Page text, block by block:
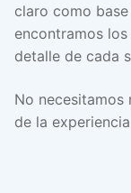
claro como
encontramos
detalle de cada
No
de la